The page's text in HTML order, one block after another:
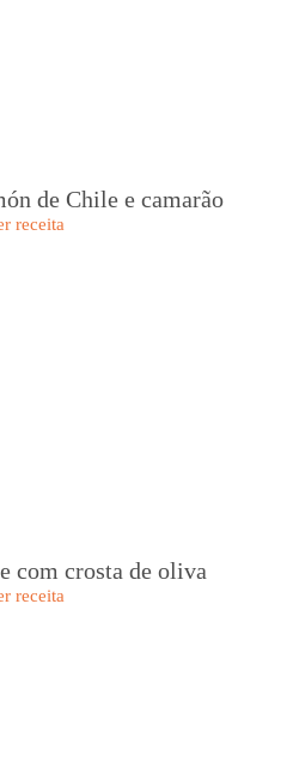
de Chile e camarão
receita
com crosta de oliva
receita